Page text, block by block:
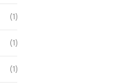
(1)
(1)
(1)